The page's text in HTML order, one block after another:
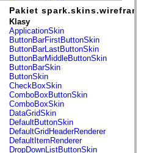
fl.controls.progressBarClasses
fl.core
fl.data
fl.display
fl.events
fl.ik
fl.lang
fl.livepreview
fl.managers
fl.motion
fl.motion.easing
fl.rsl
fl.text
fl.transitions
fl.transitions.easing
fl.video
Pakiet spark.skins.wireframe
Klasy
ApplicationSkin
ButtonBarFirstButtonSkin
ButtonBarLastButtonSkin
ButtonBarMiddleButtonSkin
ButtonBarSkin
ButtonSkin
CheckBoxSkin
ComboBoxButtonSkin
ComboBoxSkin
DataGridSkin
DefaultButtonSkin
DefaultGridHeaderRenderer
DefaultItemRenderer
DropDownListButtonSkin